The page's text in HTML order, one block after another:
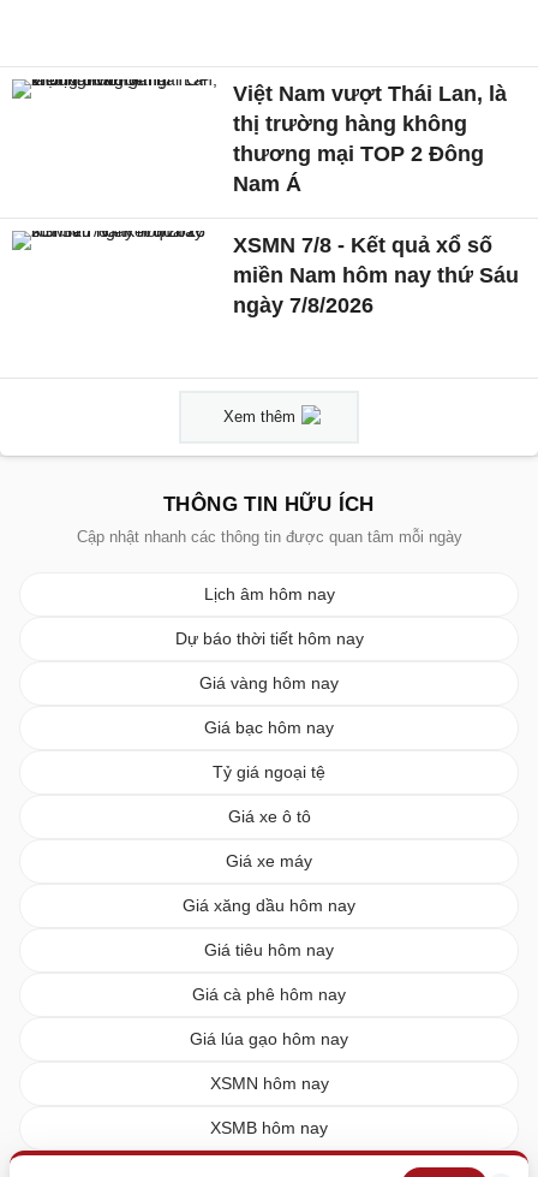
Việt Nam vượt Thái Lan, là
thị trường hàng không
thương mại TOP 2 Đông
Nam Á
XSMN 7/8 - Kết quả xổ số
miền Nam hôm nay thứ Sáu
ngày 7/8/2026
Xem thêm
THÔNG TIN HỮU ÍCH
Cập nhật nhanh các thông tin được quan tâm mỗi ngày
Lịch âm hôm nay
Dự báo thời tiết hôm nay
Giá vàng hôm nay
Giá bạc hôm nay
Tỷ giá ngoại tệ
Giá xe ô tô
Giá xe máy
Giá xăng dầu hôm nay
Giá tiêu hôm nay
Giá cà phê hôm nay
Giá lúa gạo hôm nay
XSMN hôm nay
XSMB hôm nay